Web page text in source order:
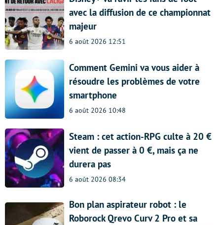
avec la diffusion de ce championnat
majeur
6 août 2026 12:51
Comment Gemini va vous aider à
résoudre les problèmes de votre
smartphone
6 août 2026 10:48
Steam : cet action-RPG culte à 20 €
vient de passer à 0 €, mais ça ne
durera pas
6 août 2026 08:34
Bon plan aspirateur robot : le
Roborock Qrevo Curv 2 Pro et sa